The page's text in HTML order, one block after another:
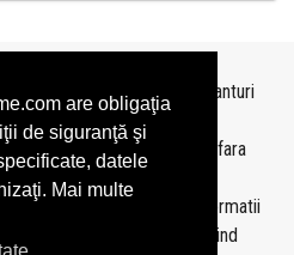
are obligaţia
de siguranţă şi
datele
Mai multe
pe baza ultimelor bilanturi
fara acordul TopFirme si fara
topuri personalizate
sau informatii
rugam sa ne contactati folosind